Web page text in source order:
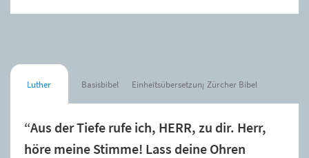
Luther Basisbibel Einheitsübersetzung Zürcher Bibel
“Aus der Tiefe rufe ich, HERR, zu dir. Herr,
höre meine Stimme! Lass deine Ohren